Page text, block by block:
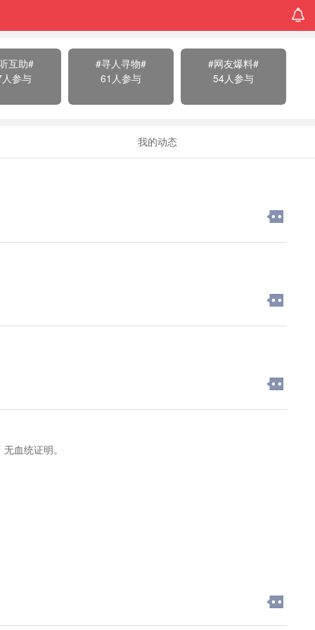
互助#
参与
#寻人寻物#
61人参与
#网友爆料#
54人参与
我的动态
血统证明。